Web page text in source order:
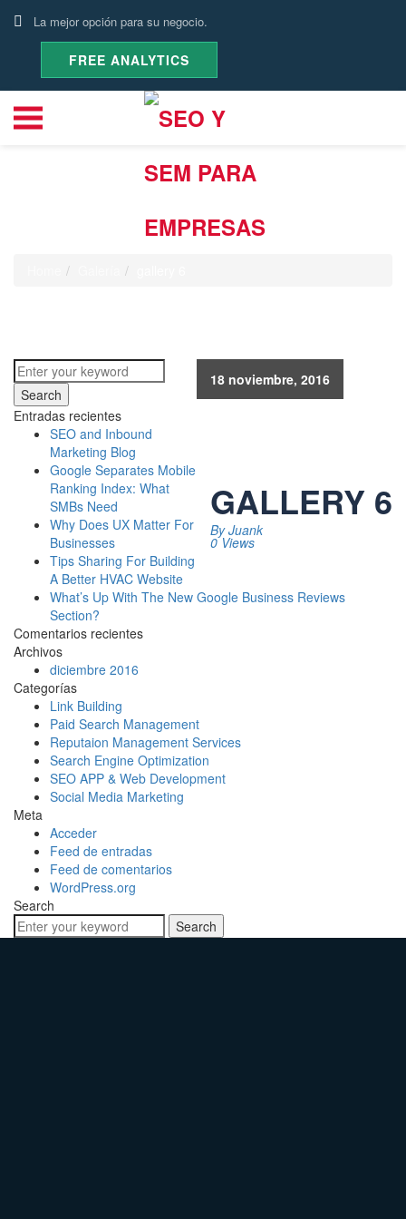
La mejor opción para su negocio.
FREE ANALYTICS
18 noviembre, 2016
GALLERY 6
ByJuank
0 Views
Search
Entradas recientes
SEO and Inbound
Marketing Blog
Google Separates Mobile
Ranking Index: What
SMBs Need
Why Does UX Matter For
Businesses
Tips Sharing For Building
A Better HVAC Website
What’s Up With The New Google Business Reviews
Section?
Comentarios recientes
Archivos
diciembre 2016
Categorías
Link Building
Paid Search Management
Reputaion Management Services
Search Engine Optimization
SEO APP & Web Development
Social Media Marketing
Meta
Acceder
Feed de entradas
Feed de comentarios
WordPress.org
Search
Search